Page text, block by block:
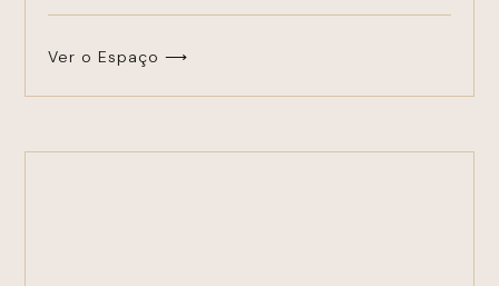
Ver o Espaço ⟶